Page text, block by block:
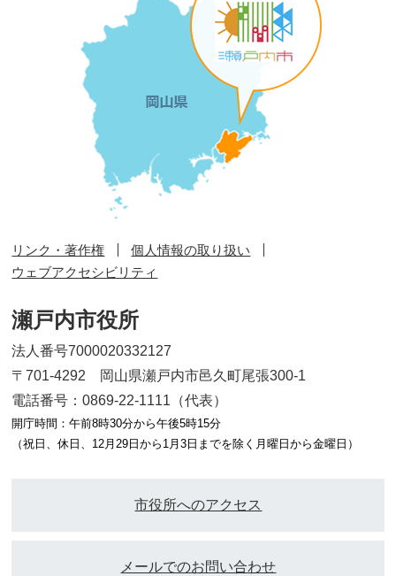
リンク・著作権
個人情報の取り扱い
ウェブアクセシビリティ
瀬戸内市役所
法人番号7000020332127
〒701-4292 岡山県瀬戸内市邑久町尾張300-1
電話番号：0869-22-1111（代表）
開庁時間：午前8時30分から午後5時15分
（祝日、休日、12月29日から1月3日までを除く月曜日から金曜日）
市役所へのアクセス
メールでのお問い合わせ